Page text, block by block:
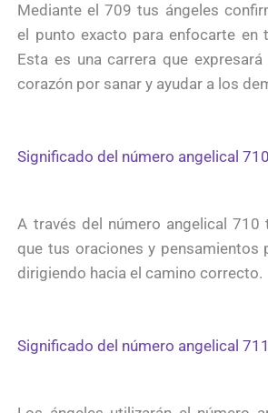
Mediante el 709 tus ángeles
el punto exacto para enfocarte en
Esta es una carrera que
corazón por sanar y ayudar a los
Significado del número angelical 710
A través del número angelical 710
que tus oraciones y pensamientos
dirigiendo hacia el camino correcto.
Significado del número angelical 711